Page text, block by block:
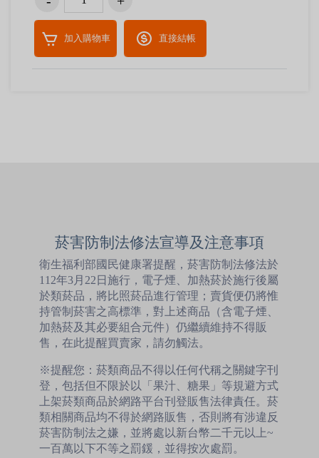
加入購物車 直接結帳
菸害防制法修法宣導及注意事項
衛生福利部國民健康署提醒，菸害防制法修法於
112年3月22日施行，電子煙、加熱菸於施行後屬
於類菸品，將比照菸品進行管理；賣貨便仍將惟
持管制菸害之高標準，對上述商品（含電子煙、
加熱菸及其必要組合元件）仍繼續維持不得販
售，在此提醒買賣家，請勿觸法。
※提醒您：菸類商品不得以任何代稱之關鍵字刊
登，包括但不限於以「果汁、糖果」等規避方式
上架菸類商品於網路平台刊登販售法律責任。菸
類相關商品均不得於網路販售，否則將有涉違反
菸害防制法之嫌，並將處以新台幣二千元以上~
一百萬以下不等之罰鍰，並得按次處罰。